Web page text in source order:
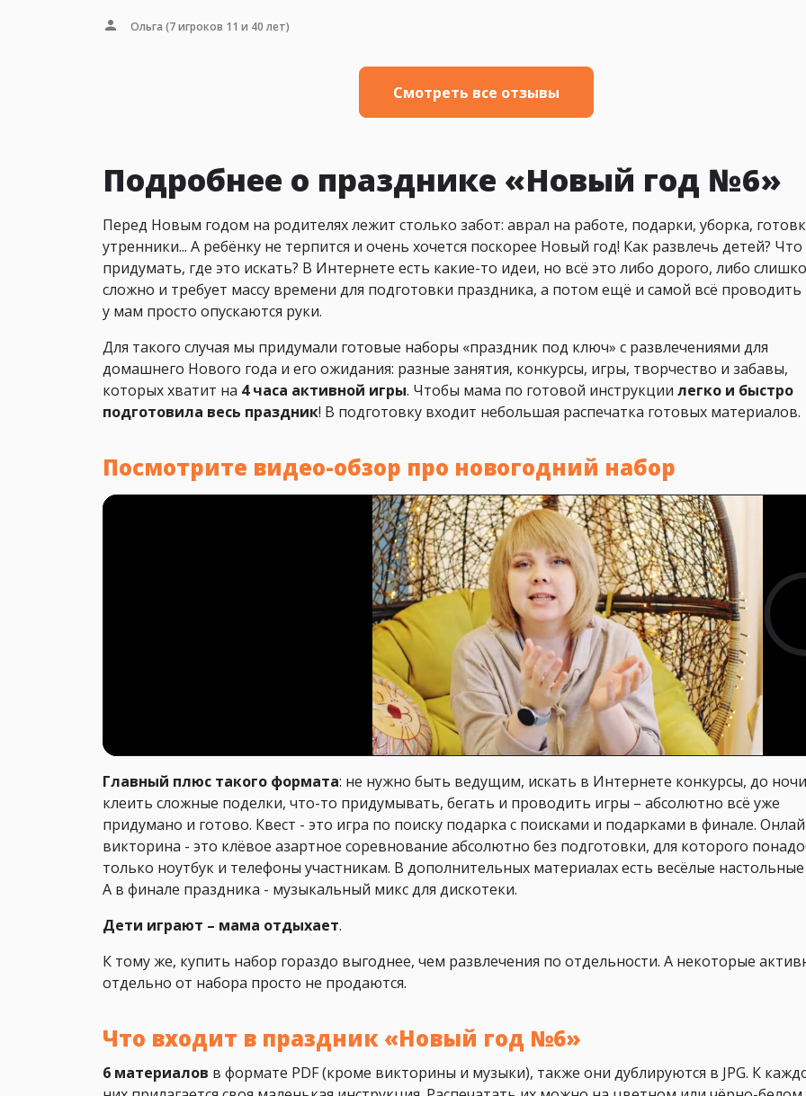
Ольга (7 игроков 11 и 40 лет)
Смотреть все отзывы
Подробнее о празднике «Новый год №6»
Перед Новым годом на родителях лежит столько забот: аврал на работе, подарки, уборка,
утренники... А ребёнку не терпится и очень хочется поскорее Новый год! Как развлечь детей? Что
придумать, где это искать? В Интернете есть какие-то идеи, но всё это либо дорого, либо
сложно и требует массу времени для подготовки праздника, а потом ещё и самой всё проводить
у мам просто опускаются руки.
Для такого случая мы придумали готовые наборы «праздник под ключ» с развлечениями для
домашнего Нового года и его ожидания: разные занятия, конкурсы, игры, творчество и забавы,
которых хватит на 4 часа активной игры. Чтобы мама по готовой инструкции легко и быстро
подготовила весь праздник! В подготовку входит небольшая распечатка готовых материалов.
Посмотрите видео-обзор про новогодний набор
Главный плюс такого формата: не нужно быть ведущим, искать в Интернете конкурсы, до ночи
клеить сложные поделки, что-то придумывать, бегать и проводить игры – абсолютно всё уже
придумано и готово. Квест - это игра по поиску подарка с поисками и подарками в финале.
викторина - это клёвое азартное соревнование абсолютно без подготовки, для которого
только ноутбук и телефоны участникам. В дополнительных материалах есть весёлые
А в финале праздника - музыкальный микс для дискотеки.
Дети играют – мама отдыхает.
К тому же, купить набор гораздо выгоднее, чем развлечения по отдельности. А некоторые
отдельно от набора просто не продаются.
Что входит в праздник «Новый год №6»
6 материалов в формате PDF (кроме викторины и музыки), также они дублируются в JPG. К